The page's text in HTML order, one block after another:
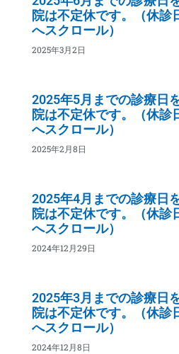
院は不定休です。（休診
へスクロール）
2025年3月2日
2025年5月までの診療日
院は不定休です。（休診
へスクロール）
2025年2月8日
2025年4月までの診療日
院は不定休です。（休診
へスクロール）
2024年12月29日
2025年3月までの診療日
院は不定休です。（休診
へスクロール）
2024年12月8日